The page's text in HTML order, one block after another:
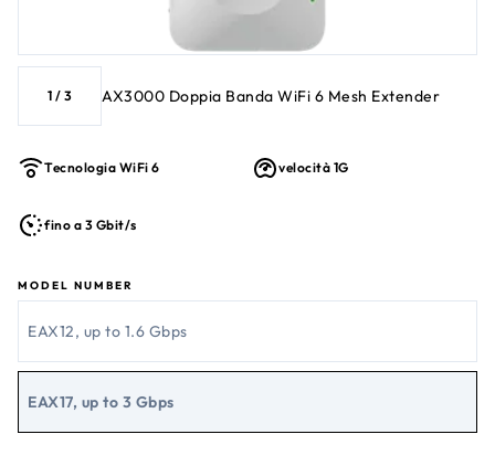
1 / 3 AX3000 Doppia Banda WiFi 6 Mesh Extender
Tecnologia WiFi 6 velocità 1G
fino a 3 Gbit/s
MODEL NUMBER
EAX12, up to 1.6 Gbps
EAX17, up to 3 Gbps